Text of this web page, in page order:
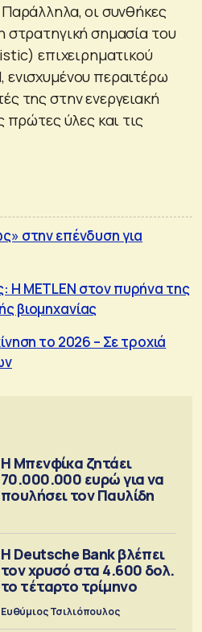
οι συνθήκες
στρατηγική σημασία του
επιχειρηματικού
ενισχυμένου περαιτέρω
της στην ενεργειακή
πρώτες ύλες και τις
στην επένδυση για
Η METLEN στον πυρήνα της
βιομηχανίας
το 2026 – Σε τροχιά
Η Μπενφίκα ζητάει
70.000.000 ευρώ για να
πουλήσει τον Παυλίδη
Η Deutsche Bank βλέπει
τον χρυσό στα 4.600 δολ.
το τέταρτο τρίμηνο
Ευθύμιος Τσιλιόπουλος